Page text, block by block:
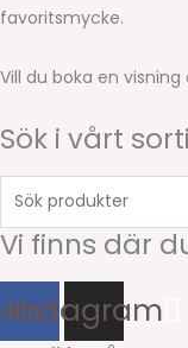
favoritsmycke.
Vill du boka en
Sök i vårt
Sök
Vi finns där
Instagram